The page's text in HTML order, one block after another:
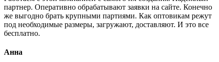
партнер. Оперативно обрабатывают заявки на сайте. Конечно
же выгодно брать крупными партиями. Как оптовикам режут
под необходимые размеры, загружают, доставляют. И это все
бесплатно.
Анна